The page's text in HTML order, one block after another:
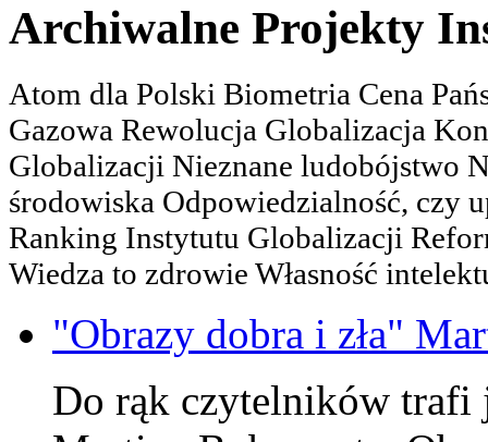
Archiwalne Projekty
Atom dla Polski Biometria Cena
Gazowa Rewolucja Globalizacja
Globalizacji Nieznane ludobójstwo
środowiska Odpowiedzialność, czy
Ranking Instytutu Globalizacji
Wiedza to zdrowie Własność
"Obrazy dobra i zła"
Do rąk czytelników trafi